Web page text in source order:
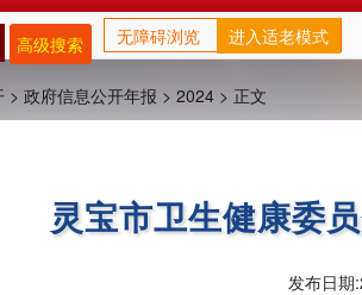
高级搜索 无障碍浏览 进入适老模式
> 政府信息公开年报 > 2024 > 正文
灵宝市卫生健康委
发布日期: